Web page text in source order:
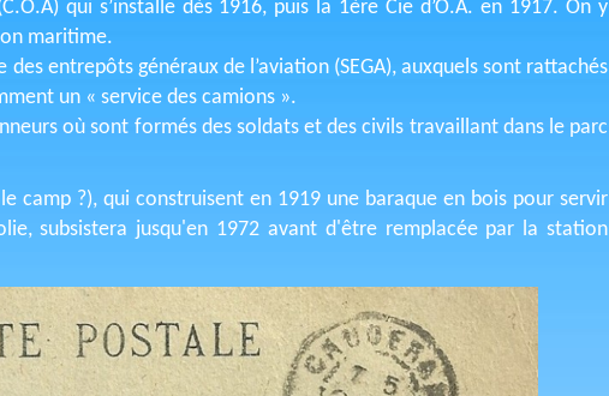
qui s’installe dès 1916, puis la 1ère Cie d’O.A. en 1917. On y
maritime.
entrepôts généraux de l’aviation (SEGA), auxquels sont rattachés
un « service des camions ».
où sont formés des soldats et des civils travaillant dans le parc
camp ?), qui construisent en 1919 une baraque en bois pour servir
subsistera jusqu'en 1972 avant d'être remplacée par la station